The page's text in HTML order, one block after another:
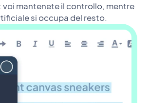
voi mantenete il controllo, mentre
si occupa del resto.